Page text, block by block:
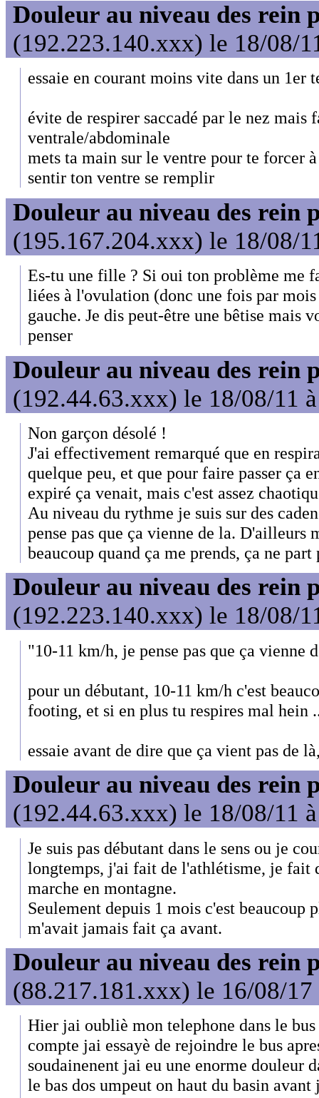
Douleur au niveau des rein
(192.223.140.xxx) le 18/08/
essaie en courant moins vite dans un 1er
évite de respirer saccadé par le nez mais
ventrale/abdominale
mets ta main sur le ventre pour te forcer
sentir ton ventre se remplir
Douleur au niveau des rein
(195.167.204.xxx) le 18/08/
Es-tu une fille ? Si oui ton problème me
liées à l'ovulation (donc une fois par
gauche. Je dis peut-être une bêtise mais
penser
Douleur au niveau des rein
(192.44.63.xxx) le 18/08/11
Non garçon désolé !
J'ai effectivement remarqué que en
quelque peu, et que pour faire passer ça
expiré ça venait, mais c'est assez
Au niveau du rythme je suis sur des
pense pas que ça vienne de la. D'ailleurs
beaucoup quand ça me prends, ça ne
Douleur au niveau des rein
(192.223.140.xxx) le 18/08/
"10-11 km/h, je pense pas que ça vienne
pour un débutant, 10-11 km/h c'est
footing, et si en plus tu respires mal hein
essaie avant de dire que ça vient pas de
Douleur au niveau des rein
(192.44.63.xxx) le 18/08/11
Je suis pas débutant dans le sens ou je
longtemps, j'ai fait de l'athlétisme, je fait
marche en montagne.
Seulement depuis 1 mois c'est beaucoup
m'avait jamais fait ça avant.
Douleur au niveau des rein
(88.217.181.xxx) le 16/08/17
Hier jai oubliè mon telephone dans le bus
compte jai essayè de rejoindre le bus
soudainenent jai eu une enorme douleur
le bas dos umpeut on haut du basin